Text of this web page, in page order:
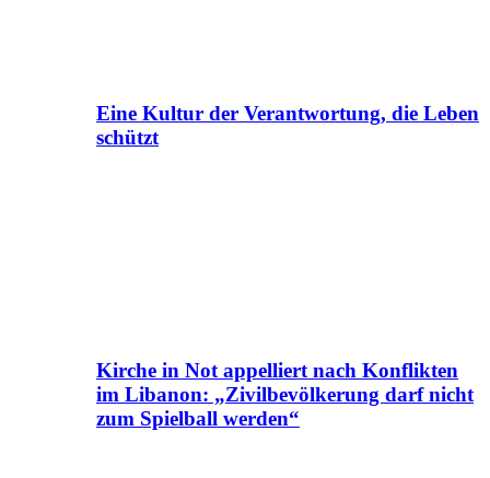
Eine Kultur der Verantwortung, die Leben
schützt
Kirche in Not appelliert nach Konflikten
im Libanon: „Zivilbevölkerung darf nicht
zum Spielball werden“